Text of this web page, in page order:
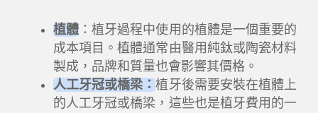
植體 ：植牙過程中使用的植體是一個重要的
成本項目。植體通常由醫用純鈦或陶瓷材料
製成，品牌和質量也會影響其價格。
人工牙冠或橋梁：植牙後需要安裝在植體上
的人工牙冠或橋梁，這些也是植牙費用的一